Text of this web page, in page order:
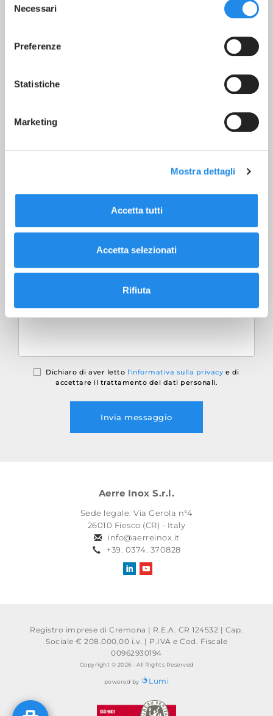
delNecessari
Preferenze
Statistiche
Marketing
Mostra dettagli
Accetta tutti
Accetta selezionati
Rifiuta
Dichiaro di aver letto l'informativa sulla privacy e di
accettare il trattamento dei dati personali.
Invia messaggio
Aerre Inox S.r.l.
Sede legale: Via Gerola n°4
26010 Fiesco (CR) - Italy
info@aerreinox.it
+39. 0374. 370828
Registro imprese di Cremona | R.E.A. CR 124532 | Cap.
Sociale € 208.000,00 i.v. | P.IVA e Cod. Fiscale
00962930194
Copyright © 2026 - All Rights Reserved
powered by Lumi